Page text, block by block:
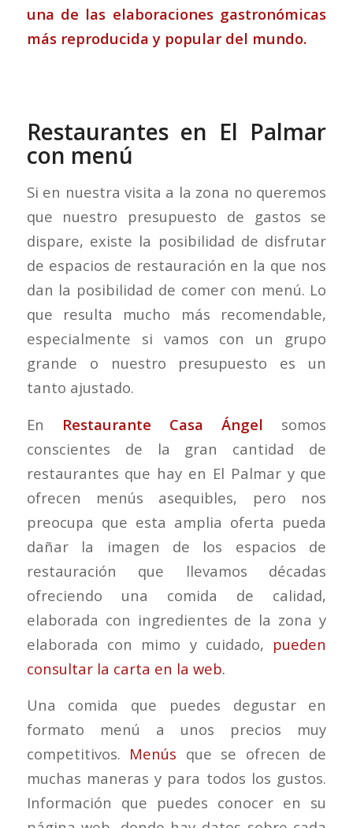
una de las elaboraciones gastronómicas
más reproducida y popular del mundo.
Restaurantes en El Palmar
con menú
Si en nuestra visita a la zona no queremos
que nuestro presupuesto de gastos se
dispare, existe la posibilidad de disfrutar
de espacios de restauración en la que nos
dan la posibilidad de comer con menú. Lo
que resulta mucho más recomendable,
especialmente si vamos con un grupo
grande o nuestro presupuesto es un
tanto ajustado.
En Restaurante Casa Ángel somos
conscientes de la gran cantidad de
restaurantes que hay en El Palmar y que
ofrecen menús asequibles, pero nos
preocupa que esta amplia oferta pueda
dañar la imagen de los espacios de
restauración que llevamos décadas
ofreciendo una comida de calidad,
elaborada con ingredientes de la zona y
elaborada con mimo y cuidado, pueden
consultar la carta en la web.
Una comida que puedes degustar en
formato menú a unos precios muy
competitivos. Menús que se ofrecen de
muchas maneras y para todos los gustos.
Información que puedes conocer en su